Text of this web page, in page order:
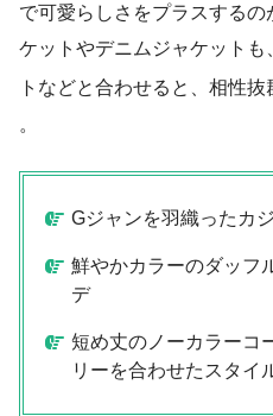
で可愛らしさをプラスするの
ケットやデニムジャケット
トなどと合わせると、相性
。
Gジャンを羽織ったカ
鮮やかカラーのダッフ
デ
短め丈のノーカラーコ
リーを合わせたスタイ